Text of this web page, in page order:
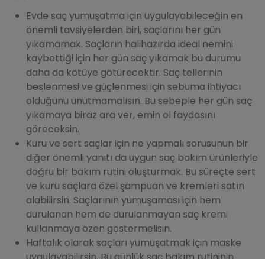
Evde saç yumuşatma için uygulayabileceğin en
önemli tavsiyelerden biri, saçlarını her gün
yıkamamak. Saçların halihazırda ideal nemini
kaybettiği için her gün saç yıkamak bu durumu
daha da kötüye götürecektir. Saç tellerinin
beslenmesi ve güçlenmesi için sebuma ihtiyacı
olduğunu unutmamalısın. Bu sebeple her gün saç
yıkamaya biraz ara ver, emin ol faydasını
göreceksin.
Kuru ve sert saçlar için ne yapmalı sorusunun bir
diğer önemli yanıtı da uygun saç bakım ürünleriyle
doğru bir bakım rutini oluşturmak. Bu süreçte sert
ve kuru saçlara özel şampuan ve kremleri satın
alabilirsin. Saçlarının yumuşaması için hem
durulanan hem de durulanmayan saç kremi
kullanmaya özen göstermelisin.
Haftalık olarak saçları yumuşatmak için maske